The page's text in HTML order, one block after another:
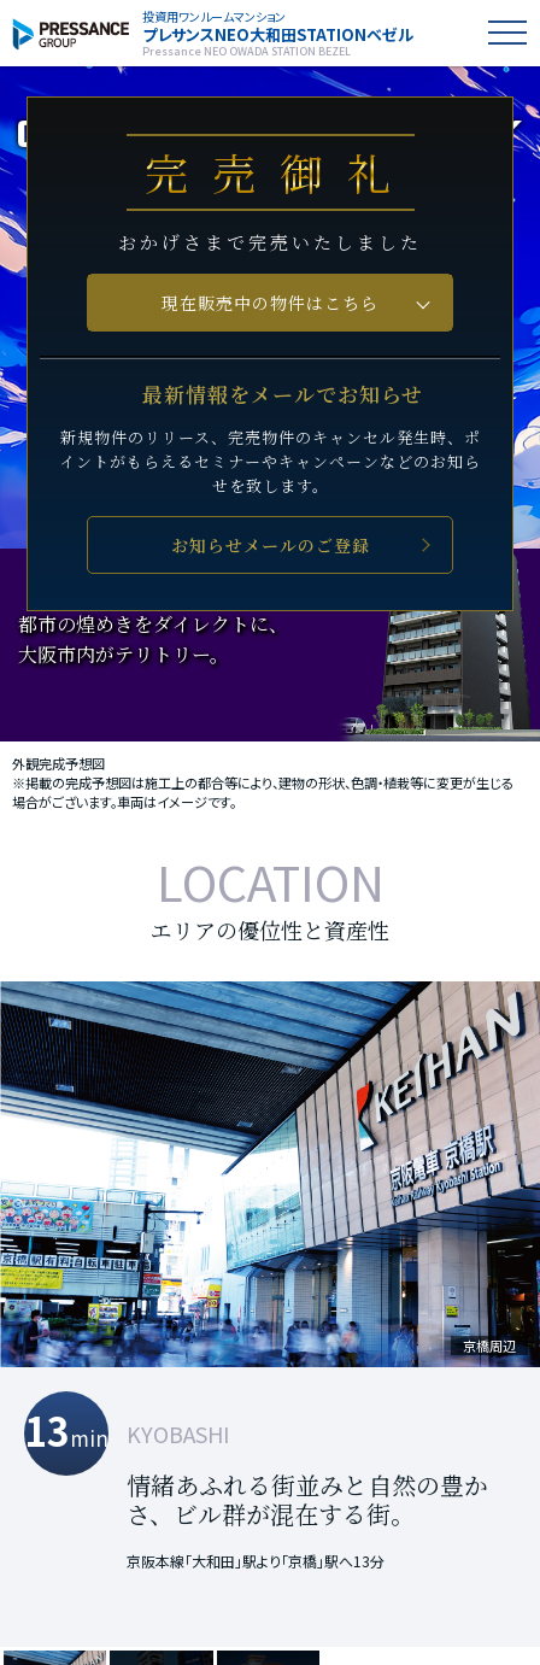
投資用ワンルームマンション
プレサンスNEO大和田STATIONベゼル
Pressance NEO OWADA STATION BEZEL
完売御礼
おかげさまで完売いたしました
最新情報をメールでお知らせ
新規物件のリリース、完売物件のキャンセル発生時、 ポ
イントがもらえるセミナーやキャンペーンなどのお知ら
せを致します。
お知らせメールのご登録
現在販売中の物件はこちら
都市の煌めきをダイレクトに、
大阪市内がテリトリー。
外観完成予想図
※掲載の完成予想図は施工上の都合等により、建物の形状、色調・植栽等に変更が生じる
場合がございます。車両はイメージです。
LOCATION
エリアの優位性と資産性
京橋周辺
13min KYOBASHI
情緒あふれる街並みと自然の豊か
さ、 ビル群が混在する街。
京阪本線｢大和田｣駅より「京橋」駅へ13分
北浜周辺
18min KITAHAMA
大阪の経済を支えてきた金融の中心
地に、瀟洒な建物やお店が集う街。
京阪本線｢大和田｣駅より「北浜」駅へ18分
淀屋橋周辺
20min YODOYABASHI
近代建築が点在する美しい街並み
に、 商都大阪の歴史が残るビジネス